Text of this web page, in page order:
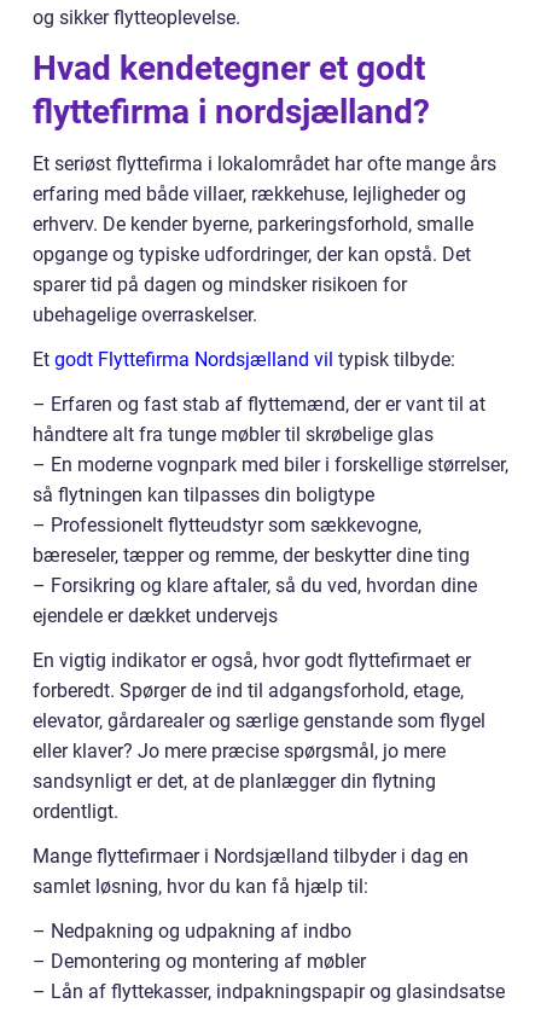
og sikker flytteoplevelse.
Hvad kendetegner et godt
flyttefirma i nordsjælland?
Et seriøst flyttefirma i lokalområdet har ofte mange års
erfaring med både villaer, rækkehuse, lejligheder og
erhverv. De kender byerne, parkeringsforhold, smalle
opgange og typiske udfordringer, der kan opstå. Det
sparer tid på dagen og mindsker risikoen for
ubehagelige overraskelser.
Et godt Flyttefirma Nordsjælland vil typisk tilbyde:
– Erfaren og fast stab af flyttemænd, der er vant til at
håndtere alt fra tunge møbler til skrøbelige glas
– En moderne vognpark med biler i forskellige størrelser,
så flytningen kan tilpasses din boligtype
– Professionelt flytteudstyr som sækkevogne,
bæreseler, tæpper og remme, der beskytter dine ting
– Forsikring og klare aftaler, så du ved, hvordan dine
ejendele er dækket undervejs
En vigtig indikator er også, hvor godt flyttefirmaet er
forberedt. Spørger de ind til adgangsforhold, etage,
elevator, gårdarealer og særlige genstande som flygel
eller klaver? Jo mere præcise spørgsmål, jo mere
sandsynligt er det, at de planlægger din flytning
ordentligt.
Mange flyttefirmaer i Nordsjælland tilbyder i dag en
samlet løsning, hvor du kan få hjælp til:
– Nedpakning og udpakning af indbo
– Demontering og montering af møbler
– Lån af flyttekasser, indpakningspapir og glasindsatse